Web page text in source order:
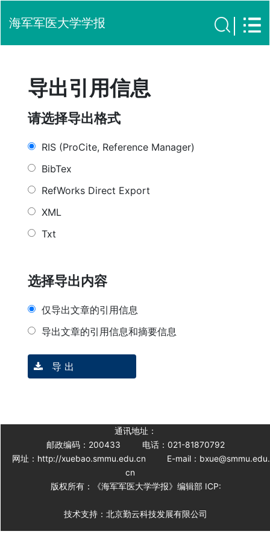
海军军医大学学报
导出引用信息
请选择导出格式
RIS (ProCite, Reference Manager)
BibTex
RefWorks Direct Export
XML
Txt
选择导出内容
仅导出文章的引用信息
导出文章的引用信息和摘要信息
导 出
通讯地址：
邮政编码：200433
电话：021-81870792
网址：http://xuebao.smmu.edu.cn
E-mail：bxue@smmu.edu.
cn
版权所有：《海军军医大学学报》编辑部 ICP:
技术支持：北京勤云科技发展有限公司